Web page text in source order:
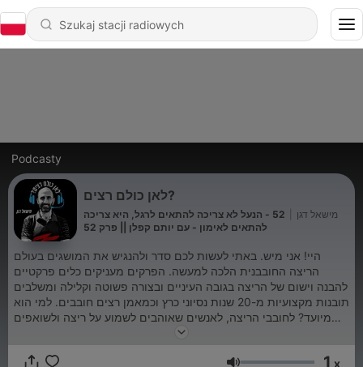
Podcasty
לאן כולם רצים?
מישאל דגן
52 - הנעל לא צריכה להתאים לרגל, היא צריכה
להתאים לאימון - עם יותם קפלן || פרק 52
היי! אני מיש. באתי לעשות לכם סדר ולהנגיש את המושגים בעולם
הריצה החובבנית הלכה למעשה. הפרקים מעניקים כלים פרקטיים
להבנה וישום של הריצה בגובה העיניים ובצורה פשוטה וקלילה ומשלבים
תובנות מקצועיות מ-20 שנות נסיוני כרץ וכמאמן רצים חובבים. למי הוא
מיועד? לחובבי הריצה, לאנשים שאוהבים לשמוע על ריצה ולשואפים
להשתפר בריצה. אתם איתי? הנה האתר שלי אגב, אשמח לשמוע מכם!
בווטסאפ: 058-4219500 בואו לעקוב אחרי גם באינסטוש לטיפים
1 x